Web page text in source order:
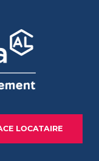
LOCATAIRE